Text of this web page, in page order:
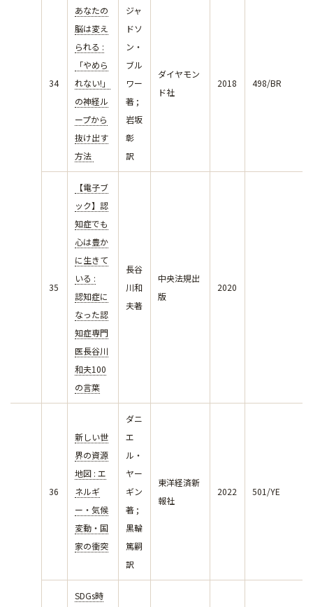
34
あなたの
脳は変え
られる :
「やめら
れない!」
の神経ル
ープから
抜け出す
方法
ジャ
ドソ
ン・
ブル
ワー
著 ;
岩坂
彰
訳
ダイヤモン
ド社
2018 498/BR
35
【電子ブ
ック】認
知症でも
心は豊か
に生きて
いる :
認知症に
なった認
知症専門
医長谷川
和夫100
の言葉
長谷
川和
夫著
中央法規出
版
2020
36
新しい世
界の資源
地図 : エ
ネルギ
ー・気候
変動・国
家の衝突
ダニ
エ
ル・
ヤー
ギン
著 ;
黒輪
篤嗣
訳
東洋経済新
報社
2022 501/YE
SDGs時